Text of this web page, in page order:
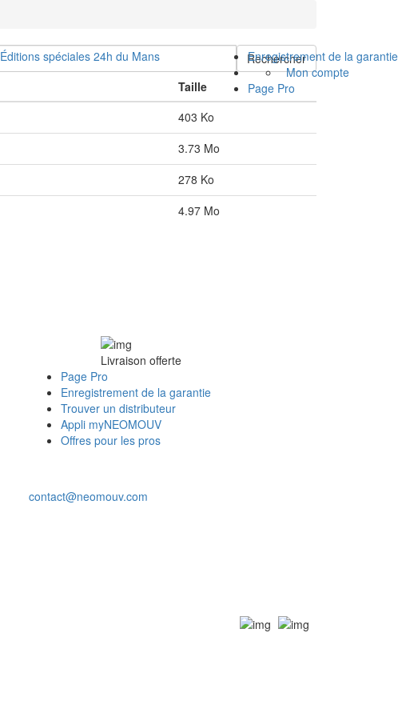
Enregistrement de la garantie
Mon compte
Page Pro
Éditions spéciales 24h du Mans
Rechercher
Taille
403 Ko
3.73 Mo
278 Ko
4.97 Mo
Livraison offerte
Page Pro
Enregistrement de la garantie
Trouver un distributeur
Appli myNEOMOUV
Offres pour les pros
contact@neomouv.com